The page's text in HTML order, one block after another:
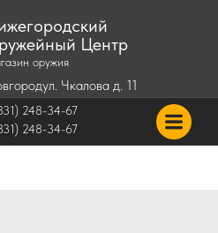
Центр
оружия
248-34-67
248-34-67
ул. Чкалова д. 11